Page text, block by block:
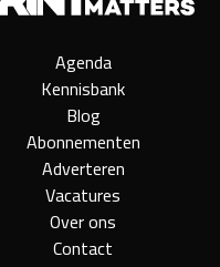
Agenda
Kennisbank
Blog
Abonnementen
Adverteren
Vacatures
Over ons
Contact